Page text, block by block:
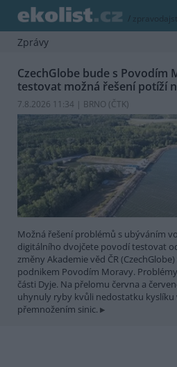
/
Zprávy
CzechGlobe bude s Povodím
testovat možná řešení potíží
7.8.2026 11:34 | BRNO (ČTK)
Možná řešení problémů s ubýváním
digitálního dvojčete povodí testovat
změny Akademie věd ČR
podnikem Povodím Moravy.
části Dyje. Na přelomu června a
uhynuly ryby kvůli nedostatku kyslíku
přemnožením sinic.